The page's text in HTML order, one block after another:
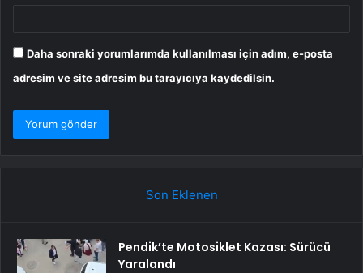
Daha sonraki yorumlarımda kullanılması için adım, e-posta
adresim ve site adresim bu tarayıcıya kaydedilsin.
Son Eklenen
Pendik’te Motosiklet Kazası: Sürücü
Yaralandı